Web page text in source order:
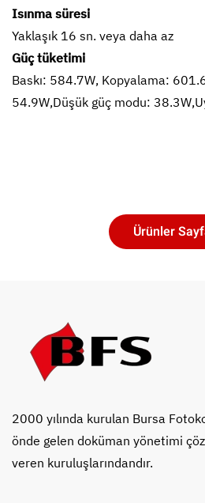
Isınma süresi
Yaklaşık 16 sn. veya daha az
Güç tüketimi
Baskı: 584.7W, Kopyalama:
54.9W,Düşük güç modu:
Ürünler
2000 yılında kurulan Bursa
önde gelen doküman yönetimi
veren kuruluşlarındandır.